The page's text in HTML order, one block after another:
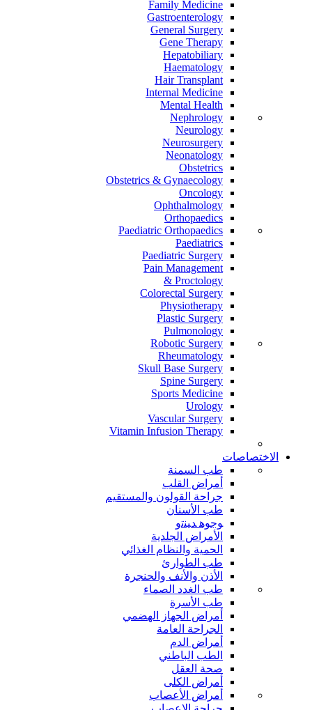
Family Medicine
Gastroenterology
General Surgery
Gene Therapy
Hepatobiliary
Haematology
Hair Transplant
Internal Medicine
Mental Health
Nephrology
Neurology
Neurosurgery
Neonatology
Obstetrics
Obstetrics & Gynaecology
Oncology
Ophthalmology
Orthopaedics
Paediatric Orthopaedics
Paediatrics
Paediatric Surgery
Pain Management
Proctology &
Colorectal Surgery
Physiotherapy
Plastic Surgery
Pulmonology
Robotic Surgery
Rheumatology
Skull Base Surgery
Spine Surgery
Sports Medicine
Urology
Vascular Surgery
Vitamin Infusion Therapy
الاختصاصات
طب السمنة
أمراض القلب
جراحة القولون والمستقيم
طب الأسنان
ﻮﺟﻮﻫ ﺪﻴﻨﺗﻭ
الأمراض الجلدية
الحمية والنظام الغذائي
طب الطوارئ
الأذن والأنف والحنجرة
طب الغدد الصماء
طب الأسرة
أمراض الجهاز الهضمي
الجراحة العامة
أمراض الدم
الطب الباطني
صحة العقل
أمراض الكلى
أمراض الأعصاب